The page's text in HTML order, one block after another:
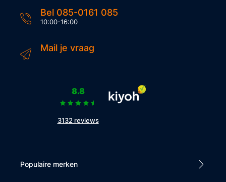
Bel 085-0161 085
10:00-16:00
Mail je vraag
8.8
3132 reviews
Populaire merken